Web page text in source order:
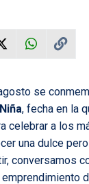
se
, fecha en la
celebrar a los
una dulce
conversamos